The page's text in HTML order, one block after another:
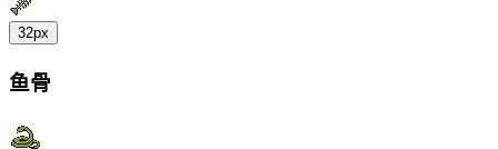
32px
鱼骨